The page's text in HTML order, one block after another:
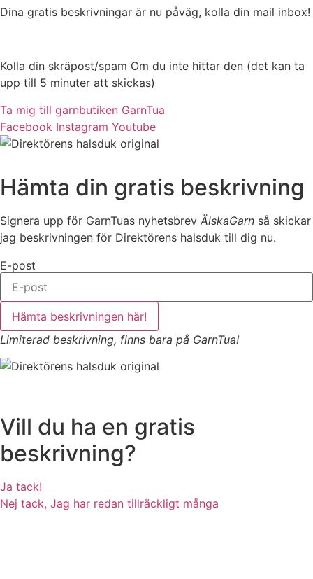
Dina gratis beskrivningar är nu påväg, kolla din mail inbox!
Kolla din skräpost/spam Om du inte hittar den (det kan ta
upp till 5 minuter att skickas)
Ta mig till garnbutiken GarnTua
Facebook Instagram Youtube
Hämta din gratis beskrivning
Signera upp för GarnTuas nyhetsbrev ÄlskaGarn så skickar
jag beskrivningen för Direktörens halsduk till dig nu.
E-post
Hämta beskrivningen här!
Limiterad beskrivning, finns bara på GarnTua!
Vill du ha en gratis
beskrivning?
Ja tack!
Nej tack, Jag har redan tillräckligt många